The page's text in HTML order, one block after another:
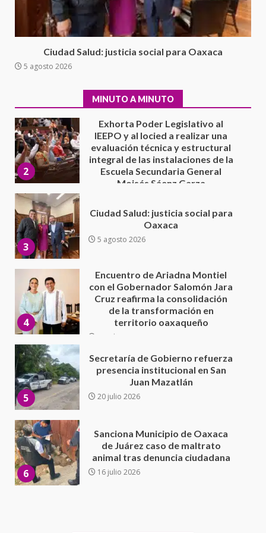
Ciudad Salud: justicia social para Oaxaca
5 agosto 2026
MINUTO A MINUTO
Xanica: Jesús Romero
7 agosto 2026
Exhorta Poder Legislativo al
IEEPO y al Iocied a realizar una
Escuela Secundaria General
Moisés Sáenz Garza
5 agosto 2026
3
Ciudad Salud: justicia social para
Oaxaca
5 agosto 2026
4
con el Gobernador Salomón Jara
Cruz reafirma la consolidación
de la transformación en
5
Secretaría de Gobierno refuerza
presencia institucional en San
Juan Mazatlán
20 julio 2026
6
Sanciona Municipio de Oaxaca
de Juárez caso de maltrato
animal tras denuncia ciudadana
16 julio 2026
7
California; FGR lo investiga por
presuntos delitos de
delincuencia organizada y
contrabando